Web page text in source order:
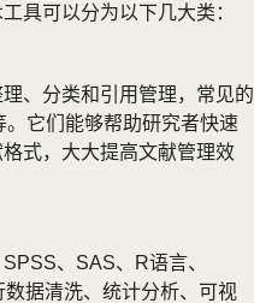
具可以分为以下几大类：
、分类和引用管理，常见的
它们能够帮助研究者快速
式，大大提高文献管理效
、SAS、R语言、
据清洗、统计分析、可视